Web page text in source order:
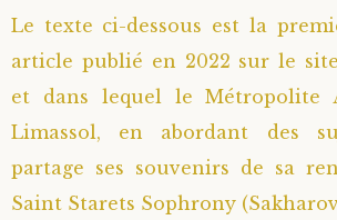
Le texte ci-dessous est la
article publié en 2022 sur le
et dans lequel le Métropolite
Limassol, en abordant des
partage ses souvenirs de sa
Saint Starets Sophrony